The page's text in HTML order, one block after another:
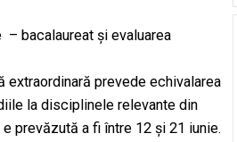
bacalaureat şi evaluarea
extraordinară prevede echivalarea
la disciplinele relevante din
prevăzută a fi între 12 şi 21 iunie.